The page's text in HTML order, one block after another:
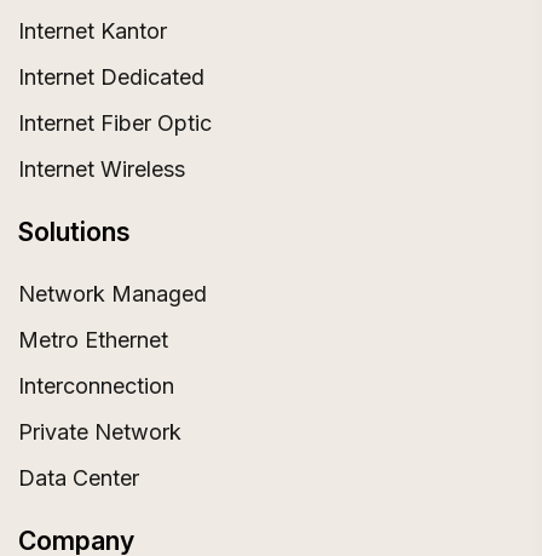
Internet Kantor
Internet Dedicated
Internet Fiber Optic
Internet Wireless
Solutions
Network Managed
Metro Ethernet
Interconnection
Private Network
Data Center
Company